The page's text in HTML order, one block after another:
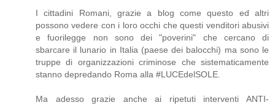
I cittadini Romani, grazie a blog come questo ed altri
possono vedere con i loro occhi che questi venditori abusivi
e fuorilegge non sono dei "poverini" che cercano di
sbarcare il lunario in Italia (paese dei balocchi) ma sono le
truppe di organizzazioni criminose che sistematicamente
stanno depredando Roma alla #LUCEdelSOLE.
Ma adesso grazie anche ai ripetuti interventi ANTI-